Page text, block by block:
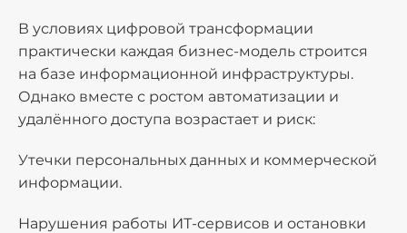
В условиях цифровой трансформации
практически каждая бизнес-модель строится
на базе информационной инфраструктуры.
Однако вместе с ростом автоматизации и
удалённого доступа возрастает и риск:
Утечки персональных данных и коммерческой
информации.
Нарушения работы ИТ-сервисов и остановки